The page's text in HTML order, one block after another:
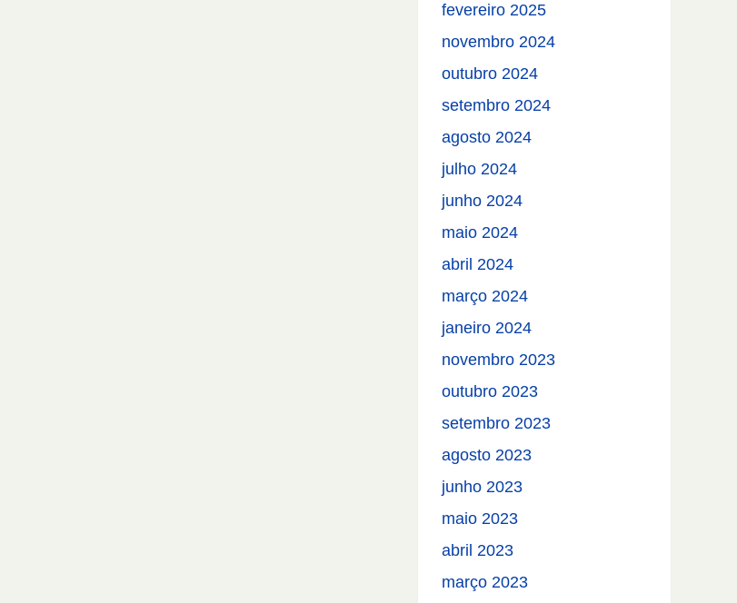
fevereiro 2025
novembro 2024
outubro 2024
setembro 2024
agosto 2024
julho 2024
junho 2024
maio 2024
abril 2024
março 2024
janeiro 2024
novembro 2023
outubro 2023
setembro 2023
agosto 2023
junho 2023
maio 2023
abril 2023
março 2023